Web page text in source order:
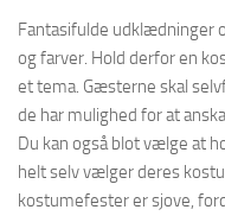
Fantasifulde udklædninger
og farver. Hold derfor en
et tema. Gæsterne skal
de har mulighed for at
Du kan også blot vælge at
helt selv vælger deres
kostumefester er sjove,